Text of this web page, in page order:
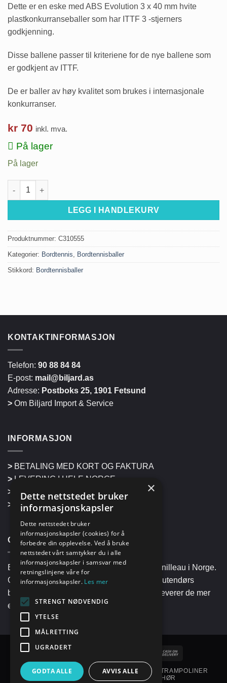
Dette er en eske med ABS Evolution 3 x 40 mm hvite
plastkonkurranseballer som har ITTF 3 -stjerners
godkjenning.
Disse ballene passer til kriteriene for de nye ballene som
er godkjent av ITTF.
De er baller av høy kvalitet som brukes i internasjonale
konkurranser.
kr 70 inkl. mva.
På lager
På lager
Bordtennisballer *** antall
LEGG I HANDLEKURV
Produktnummer: C310555
Kategorier: Bordtennis, Bordtennisballer
Stikkord: Bordtennisballer
KONTAKTINFORMASJON
Telefon: 90 88 84 84
E-post: mail@biljard.as
Adresse: Postboks 25, 1901 Fetsund
> Om Biljard Import & Service
INFORMASJON
> BETALING MED KORT OG FAKTURA
> LEVERING I HELE NORGE
>
RETUR
>
HENTING PÅ LAGER
OM CORNILLEAU
Biljard Import & Service har agentur på Cornilleau i Norge.
Cornilleau er verdens største produsent av utendørs
bordtennisbord. Fra sin fabrikk i Frankrike leverer de mer
enn 90.000 bord per år på verdensbasis.
Visa MasterCard
Delivery
BORDTENNISBORD RACKETER BALLER
TRAMPOLINER
FOTBALLBORD
TILBEHØR
×
Dette nettstedet bruker
informasjonskapsler
Dette nettstedet bruker
informasjonskapsler (cookies) for å
forbedre din opplevelse. Ved å bruke
nettstedet vårt samtykker du i alle
informasjonskapsler i samsvar med
retningslinjene våre for
informasjonskapsler. Les mer
STRENGT NØDVENDIG
YTELSE
MÅLRETTING
UGRADERT
GODTA ALLE AVVIS ALLE